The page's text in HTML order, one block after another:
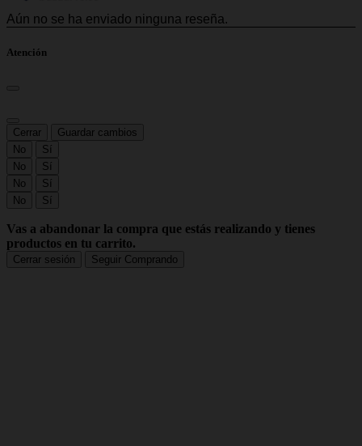
Atención
Cerrar
Guardar cambios
No
Sí
No
Sí
No
Sí
No
Sí
Vas a abandonar la compra que estás realizando y tienes
productos en tu carrito.
Cerrar sesión Seguir Comprando